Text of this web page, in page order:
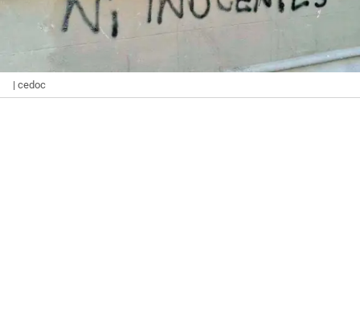
| cedoc